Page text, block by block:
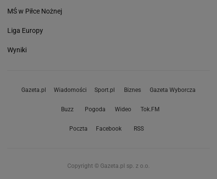
MŚ w Piłce Nożnej
Liga Europy
Wyniki
Gazeta.pl Wiadomości Sport.pl Biznes Gazeta Wyborcza
Buzz Pogoda Wideo Tok.FM
Poczta Facebook RSS
Copyright © Gazeta.pl sp. z o.o.